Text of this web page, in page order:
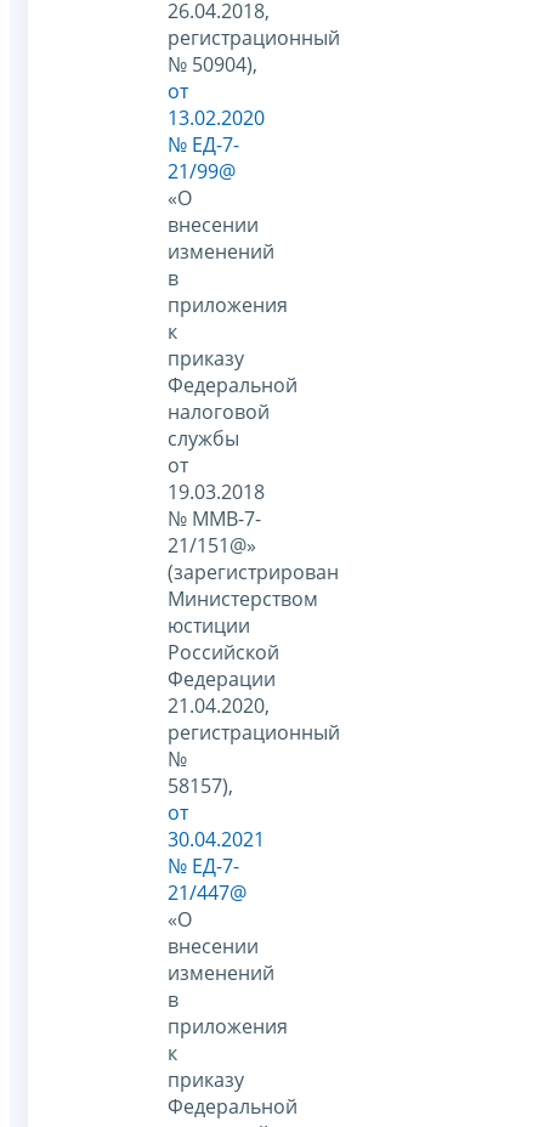
26.04.2018,
регистрационный
№ 50904),
от
13.02.2020
№ ЕД-7-
21/99@
«О
внесении
изменений
в
приложения
к
приказу
Федеральной
налоговой
службы
от
19.03.2018
№ ММВ-7-
21/151@»
(зарегистрирован
Министерством
юстиции
Российской
Федерации
21.04.2020,
регистрационный
№
58157),
от
30.04.2021
№ ЕД-7-
21/447@
«О
внесении
изменений
в
приложения
к
приказу
Федеральной